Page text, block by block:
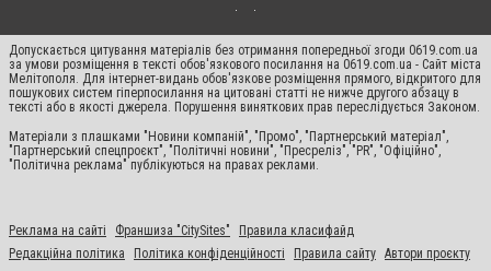
Допускається цитування матеріалів без отримання попередньої згоди 0619.com.ua
за умови розміщення в тексті обов'язкового посилання на 0619.com.ua - Сайт міста
Мелітополя. Для інтернет-видань обов'язкове розміщення прямого, відкритого для
пошукових систем гіперпосилання на цитовані статті не нижче другого абзацу в
тексті або в якості джерела. Порушення виняткових прав переслідується Законом.
Матеріали з плашками "Новини компаній", "Промо", "Партнерський матеріал",
"Партнерський спецпроєкт", "Політичні новини", "Пресреліз", "PR", "Офіційно",
"Політична реклама" публікуються на правах реклами.
Реклама на сайті Франшиза "CitySites"
Правила класифайд
Редакційна політика
Політика конфіденційності Правила сайту Автори проєкту